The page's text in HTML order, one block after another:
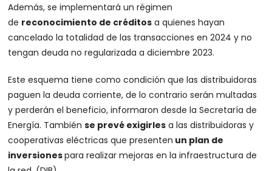
Además, se implementará un régimen
de reconocimiento de créditos a quienes hayan
cancelado la totalidad de las transacciones en 2024 y no
tengan deuda no regularizada a diciembre 2023.
Este esquema tiene como condición que las distribuidoras
paguen la deuda corriente, de lo contrario serán multadas
y perderán el beneficio, informaron desde la Secretaría de
Energía. Tambiénse prevé exigirles a las distribuidoras y
cooperativas eléctricas que presenten un plan de
inversionespara realizar mejoras en la infraestructura de